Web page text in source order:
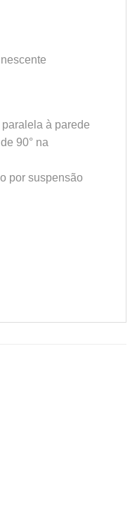
à parede
90° na
por suspensão